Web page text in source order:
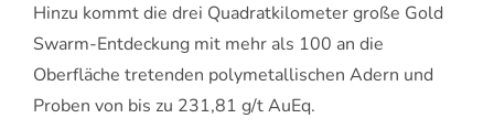
Hinzu kommt die drei Quadratkilometer große Gold
Swarm-Entdeckung mit mehr als 100 an die
Oberfläche tretenden polymetallischen Adern und
Proben von bis zu 231,81 g/t AuEq.